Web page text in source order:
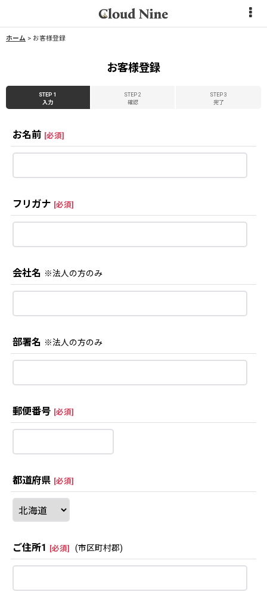
ホーム > お客様登録
お客様登録
STEP 1
入力
STEP 2
確認
STEP 3
完了
お名前 [必須]
フリガナ [必須]
会社名 ※法人の方のみ
部署名 ※法人の方のみ
郵便番号 [必須]
都道府県 [必須]
ご住所1 [必須] (市区町村郡)